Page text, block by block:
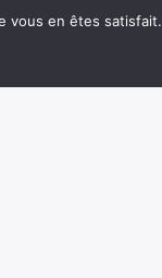
vous en êtes satisfait.